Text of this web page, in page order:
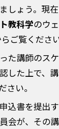
しょう。現
教科学のウ
ご覧ください
た講師のス
した上で、
さい。
込書を提出
会が、その